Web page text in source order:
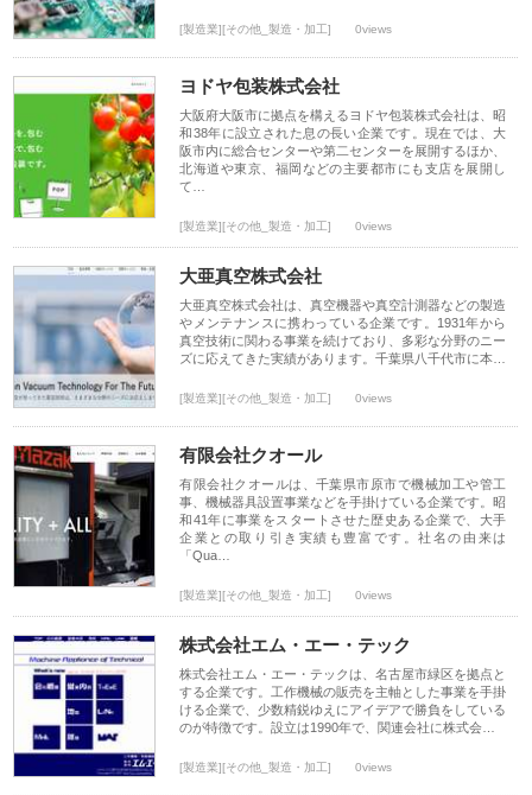
[製造業][その他_製造・加工] 0views
ヨドヤ包装株式会社
大阪府大阪市に拠点を構えるヨドヤ包装株式会社は、昭
和38年に設立された息の長い企業です。現在では、大
阪市内に総合センターや第二センターを展開するほか、
北海道や東京、福岡などの主要都市にも支店を展開し
て…
[製造業][その他_製造・加工] 0views
大亜真空株式会社
大亜真空株式会社は、真空機器や真空計測器などの製造
やメンテナンスに携わっている企業です。1931年から
真空技術に関わる事業を続けており、多彩な分野のニー
ズに応えてきた実績があります。千葉県八千代市に本…
[製造業][その他_製造・加工] 0views
有限会社クオール
有限会社クオールは、千葉県市原市で機械加工や管工
事、機械器具設置事業などを手掛けている企業です。昭
和41年に事業をスタートさせた歴史ある企業で、大手
企業との取り引き実績も豊富です。社名の由来は
「Qua…
[製造業][その他_製造・加工] 0views
株式会社エム・エー・テック
株式会社エム・エー・テックは、名古屋市緑区を拠点と
する企業です。工作機械の販売を主軸とした事業を手掛
ける企業で、少数精鋭ゆえにアイデアで勝負をしている
のが特徴です。設立は1990年で、関連会社に株式会…
[製造業][その他_製造・加工] 0views